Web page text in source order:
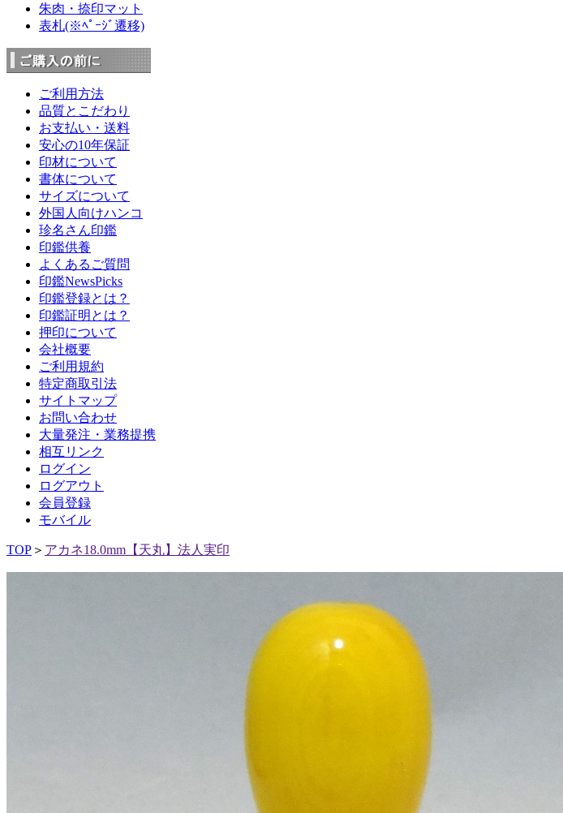
朱肉・捺印マット
表札(※ﾍﾟｰｼﾞ遷移)
ご利用方法
品質とこだわり
お支払い・送料
安心の10年保証
印材について
書体について
サイズについて
外国人向けハンコ
珍名さん印鑑
印鑑供養
よくあるご質問
印鑑NewsPicks
印鑑登録とは？
印鑑証明とは？
押印について
会社概要
ご利用規約
特定商取引法
サイトマップ
お問い合わせ
大量発注・業務提携
相互リンク
ログイン
ログアウト
会員登録
モバイル
TOP ＞ アカネ18.0mm【天丸】法人実印